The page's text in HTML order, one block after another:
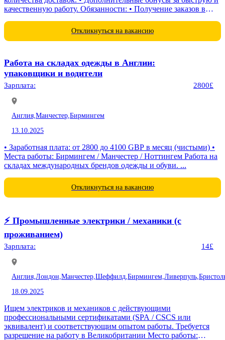
качественную работу. Обязанности: • Получение заказов в
Откликнуться на вакансию
Работа на складах одежды в Англии:
упаковщики и водители
Зарплата: 2800£
Англия, Манчестер, Бирмингем
13.10.2025
• Заработная плата: от 2800 до 4100 GBP в месяц (чистыми) •
Места работы: Бирмингем / Манчестер / Ноттингем Работа на
складах международных брендов одежды и обуви. ...
Откликнуться на вакансию
⚡️ Промышленные электрики / механики (с
проживанием)
Зарплата: 14£
Англия, Лондон, Манчестер, Шеффилд, Бирмингем, Ливерпуль,
18.09.2025
Ищем электриков и механиков с действующими
профессиональными сертификатами (SPA / CSCS или
эквивалент) и соответствующим опытом работы. Требуется
разрешение на работу в Великобритании Место работы: